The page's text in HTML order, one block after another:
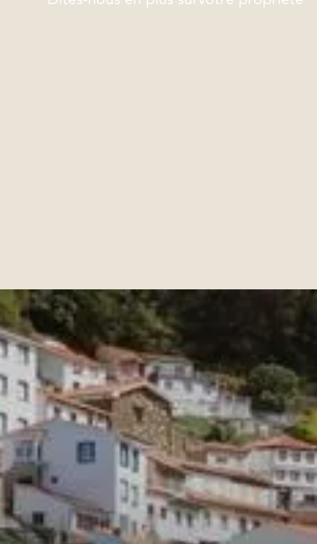
Dites-nous en plus
sur votre propriété
Veuillez renseigner le plus
d’informations possible sur votre bien.
Plus vous nous donnerez de détails, plus
nous pourrons répondre rapidement à
votre demande. Veuillez consulter nos
destinations opérées.